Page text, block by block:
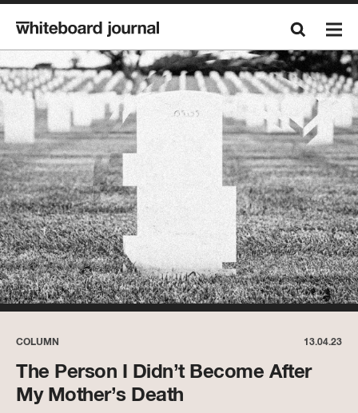
COLUMN 13.04.23
The Person I Didn’t Become After
My Mother’s Death